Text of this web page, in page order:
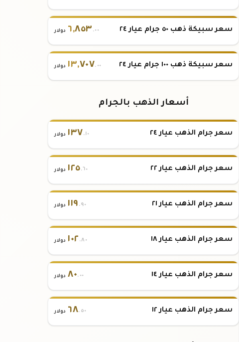
سعر سبيكة ذهب ٥٠ جرام عيار ٢٤ ٦,٨٥٣ .٠٠ دولار
سعر سبيكة ذهب ١٠٠ جرام عيار ٢٤ ١٣,٧٠٧.٠٠ دولار
أسعار الذهب بالجرام
سعر جرام الذهب عيار ٢٤ ١٣٧ .١٠ دولار
سعر جرام الذهب عيار ٢٢ ١٢٥.٦٠ دولار
سعر جرام الذهب عيار ٢١ ١١٩ .٩٠ دولار
سعر جرام الذهب عيار ١٨ ١٠٢ .٨٠ دولار
سعر جرام الذهب عيار ١٤ ٨٠.٠٠ دولار
سعر جرام الذهب عيار ١٢ ٦٨.٥٠ دولار